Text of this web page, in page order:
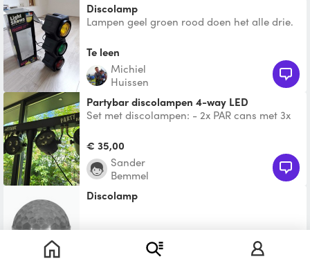
discolamp
Lampen geel groen rood doen het alle drie.
gevoeligheid.
Te leen
Michiel
Huissen
Partybar discolampen 4-way LED
Set met discolampen: - 2x PAR cans met 3x
RGBW LEDs RGBW kl
€ 35,00
Sander
Bemmel
Discolamp
Mariëlle